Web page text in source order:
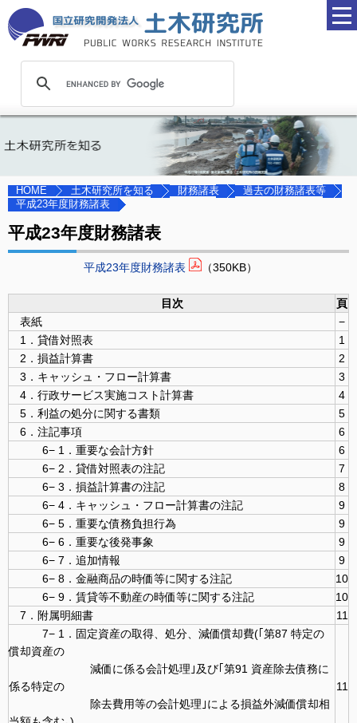
HOME 土木研究所を知る 財務諸表
過去の財務諸表等
平成23年度財務諸表
平成23年度財務諸表
平成23年度財務諸表 （350KB）
目次
頁
表紙
−
1．貸借対照表
1
2．損益計算書
2
3．キャッシュ・フロー計算書
3
4．行政サービス実施コスト計算書
4
5．利益の処分に関する書類
5
6．注記事項
6
6− 1．重要な会計方針
6
6− 2．貸借対照表の注記
7
6− 3．損益計算書の注記
8
6− 4．キャッシュ・フロー計算書の注記
9
6− 5．重要な債務負担行為
9
6− 6．重要な後発事象
9
6− 7．追加情報
9
6− 8．金融商品の時価等に関する注記
10
6− 9．賃貸等不動産の時価等に関する注記
10
7．附属明細書
11
7− 1．固定資産の取得、処分、減価償却費(｢第87 特定の
償却資産の
減価に係る会計処理｣及び｢第91 資産除去債務に
係る特定の
除去費用等の会計処理｣による損益外減価償却相
11